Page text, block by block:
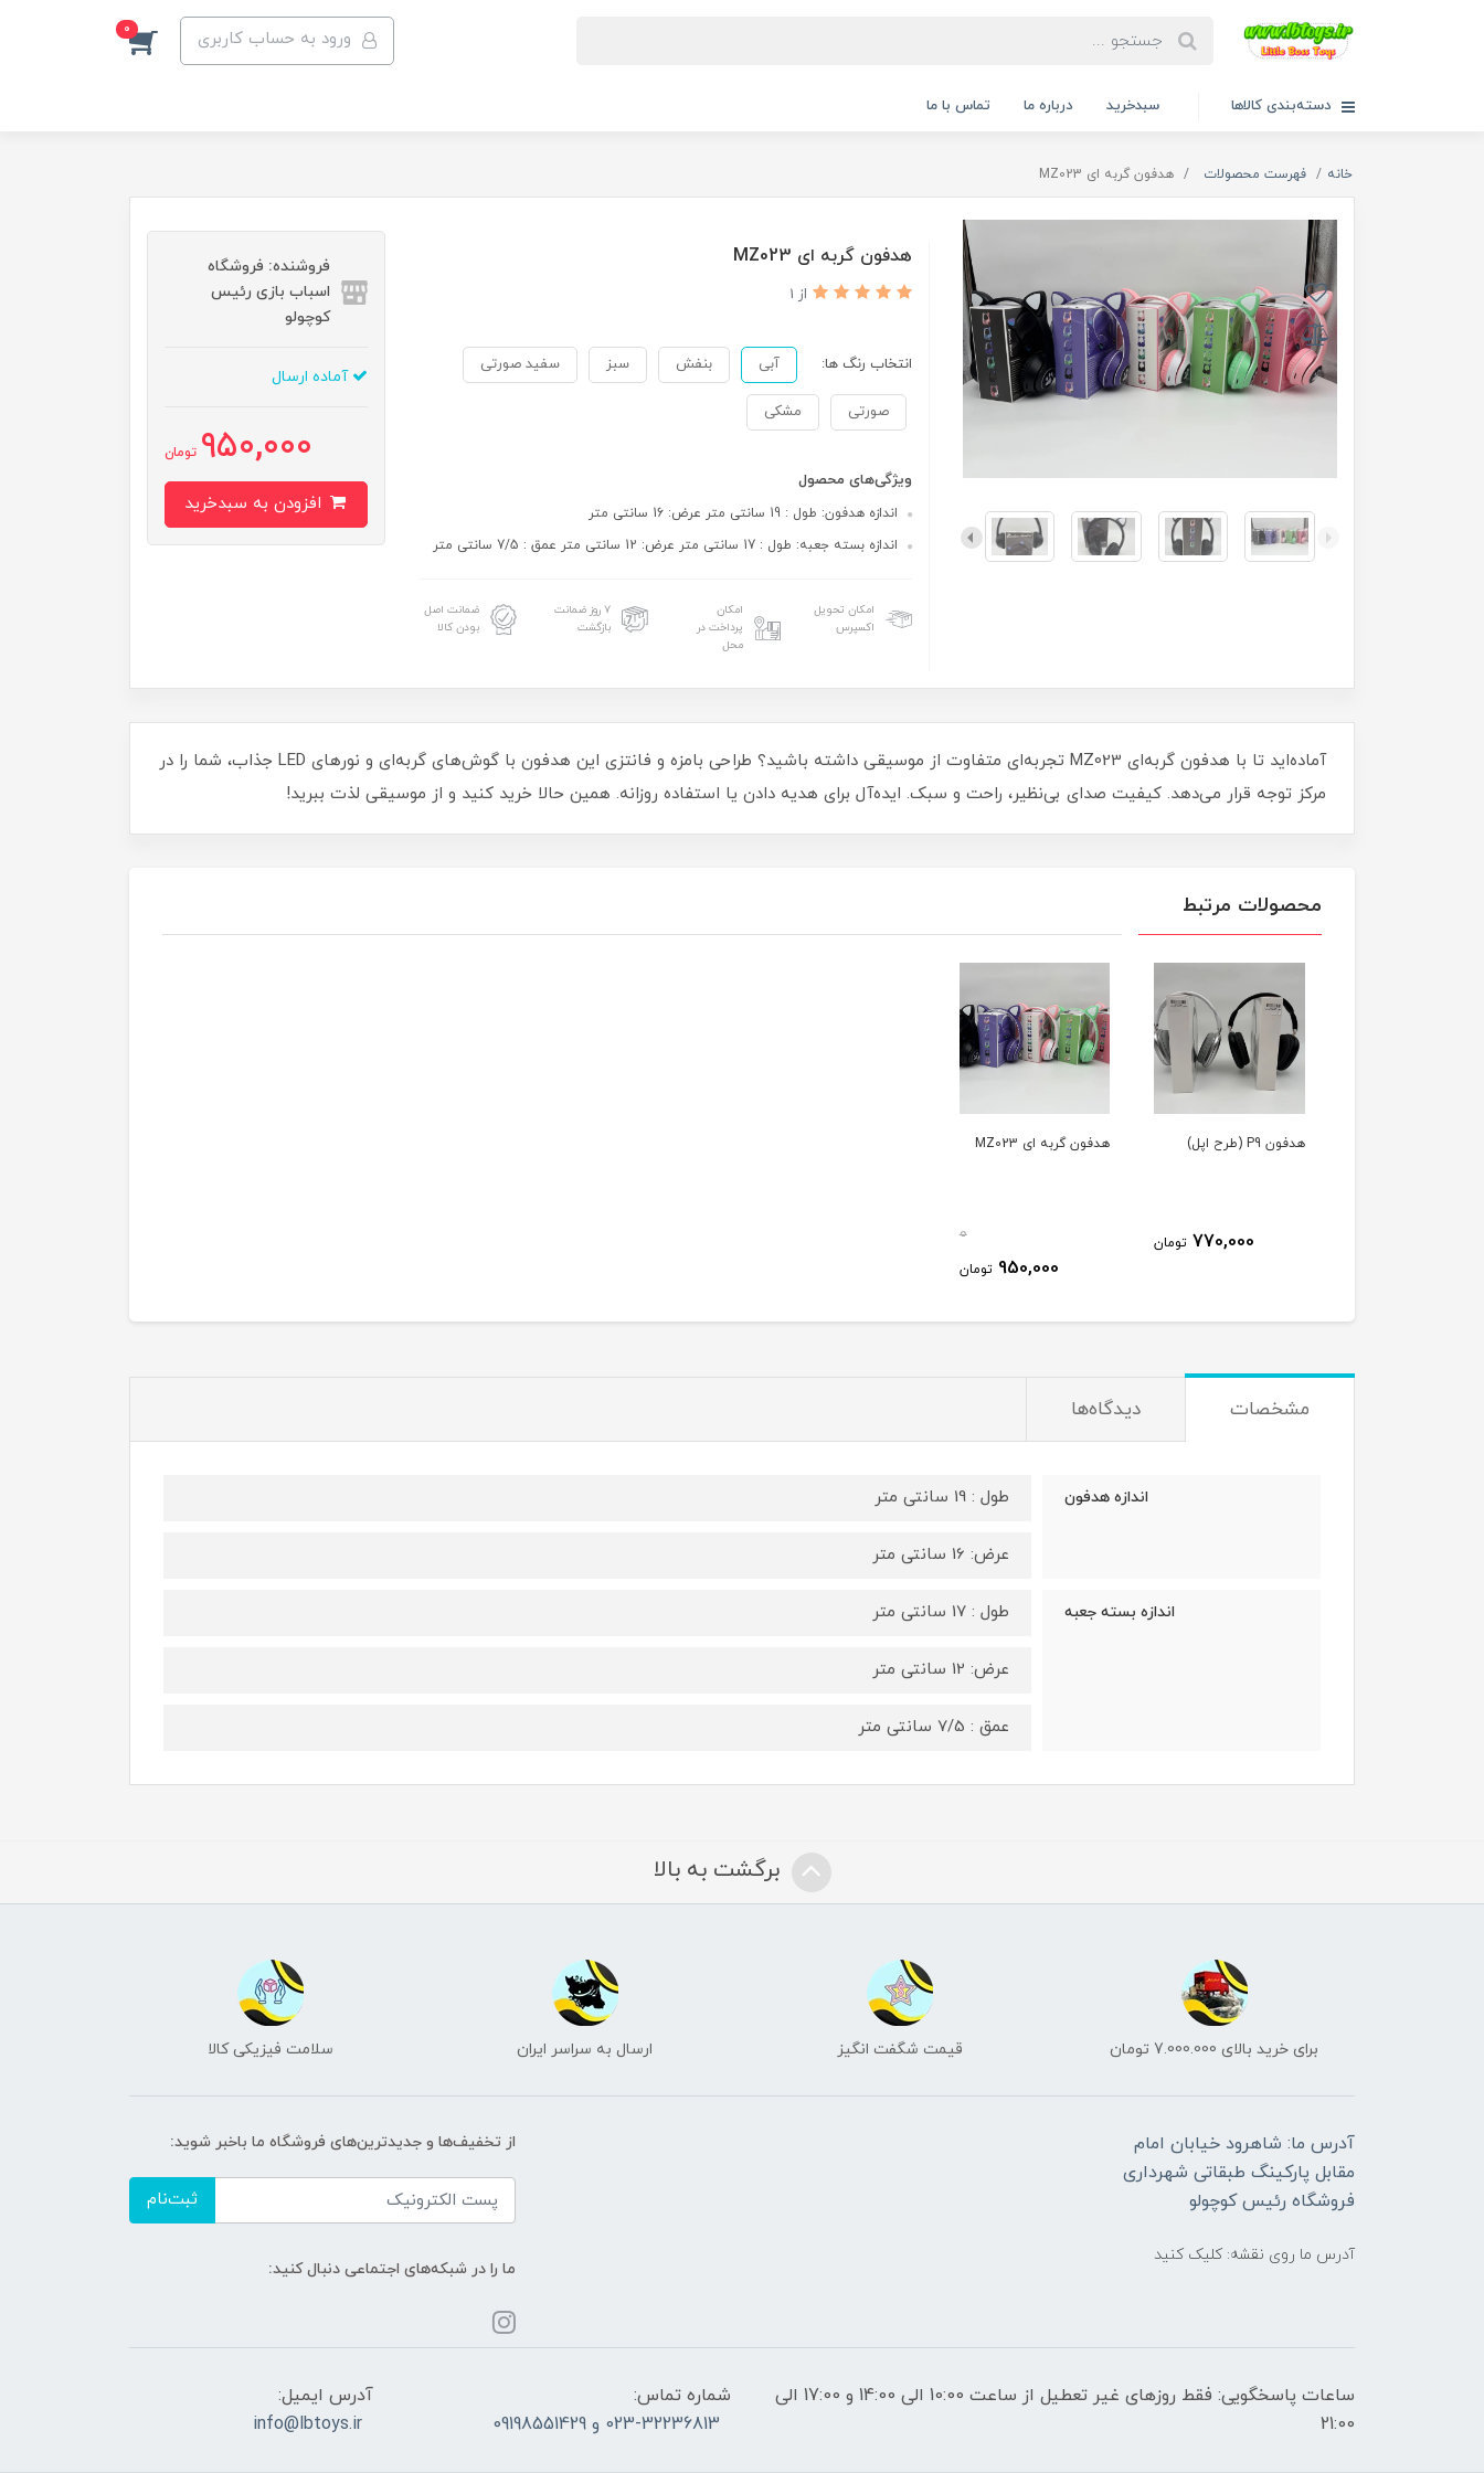
ورود به حساب کاربری 0
دسته‌بندی کالاها سبدخرید درباره ما تماس با ما
خانه فهرست محصولات هدفون گربه ای MZ023
هدفون گربه ای MZ023
از 1
انتخاب رنگ ها: آبی بنفش سبز سفید صورتی
صورتی مشکی
ویژگی‌های محصول
اندازه هدفون: طول : 19 سانتی متر عرض: 16 سانتی متر
اندازه بسته جعبه: طول : 17 سانتی متر عرض: 12 سانتی متر عمق : 7/5 سانتی متر
امکان تحویل
اکسپرس
امکان
پرداخت در
محل
۷ روز ضمانت
بازگشت
ضمانت اصل
بودن کالا
فروشنده: فروشگاه
اسباب بازی رئیس
کوچولو
آماده ارسال
950,000 تومان
آماده‌اید تا با هدفون گربه‌ای MZ023 تجربه‌ای متفاوت از موسیقی داشته باشید؟ طراحی بامزه و فانتزی این هدفون با گوش‌های گربه‌ای و نورهای LED جذاب، شما را در
مرکز توجه قرار می‌دهد. کیفیت صدای بی‌نظیر، راحت و سبک. ایده‌آل برای هدیه دادن یا استفاده روزانه. همین حالا خرید کنید و از موسیقی لذت ببرید!
محصولات مرتبط
هدفون P9 (طرح اپل)
770,000 تومان
هدفون گربه ای MZ023
0
950,000 تومان
مشخصات دیدگاه‌ها
اندازه هدفون طول : 19 سانتی متر
عرض: 16 سانتی متر
اندازه بسته جعبه طول : 17 سانتی متر
عرض: 12 سانتی متر
عمق : 7/5 سانتی متر
برگشت به بالا
برای خرید بالای 7.000.000 تومان قیمت شگفت انگیز ارسال به سراسر ایران سلامت فیزیکی کالا
آدرس ما: شاهرود خیابان امام
مقابل پارکینگ طبقاتی شهرداری
فروشگاه رئیس کوچولو
آدرس ما روی نقشه: کلیک کنید
از تخفیف‌ها و جدیدترین‌های فروشگاه ما باخبر شوید:
ثبت‌نام
ما را در شبکه‌های اجتماعی دنبال کنید:
ساعات پاسخگویی: فقط روزهای غیر تعطیل از ساعت 10:00 الی 14:00 و 17:00 الی
21:00
شماره تماس:
023-32236813 و 09198551429
آدرس ایمیل:
info@lbtoys.ir